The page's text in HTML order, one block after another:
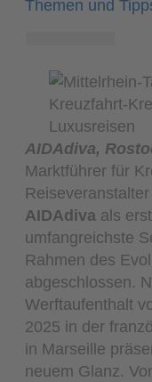
Themen und
AIDAdiva,
Marktführer für
AIDAdiva als
umfangreichste
Rahmen des
abgeschlossen.
Werftaufenthalt
2025 in der
in Marseille
neuem Glanz.